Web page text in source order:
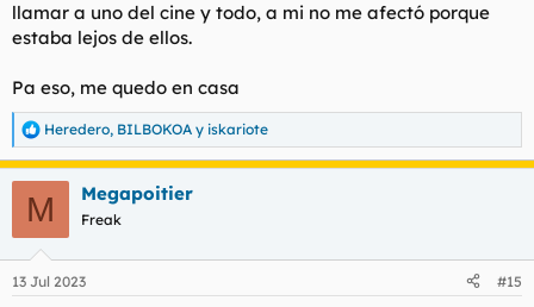
llamar a uno del cine y todo, a mi no me afectó porque
estaba lejos de ellos.
Pa eso, me quedo en casa
R
e
a
e
Heredero, BILBOKOA y iskariote
M Megapoitier
Freak
13 Jul 2023 #15